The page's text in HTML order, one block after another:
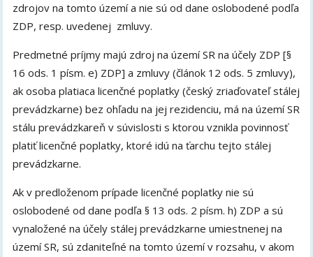
zdrojov na tomto území a nie sú od dane oslobodené podľa
ZDP, resp. uvedenej zmluvy.
Predmetné príjmy majú zdroj na území SR na účely ZDP [§
16 ods. 1 písm. e) ZDP] a zmluvy (článok 12 ods. 5 zmluvy),
ak osoba platiaca licenčné poplatky (český zriaďovateľ stálej
prevádzkarne) bez ohľadu na jej rezidenciu, má na území SR
stálu prevádzkareň v súvislosti s ktorou vznikla povinnosť
platiť licenčné poplatky, ktoré idú na ťarchu tejto stálej
prevádzkarne.
Ak v predloženom prípade licenčné poplatky nie sú
oslobodené od dane podľa § 13 ods. 2 písm. h) ZDP a sú
vynaložené na účely stálej prevádzkarne umiestnenej na
území SR, sú zdaniteľné na tomto území v rozsahu, v akom